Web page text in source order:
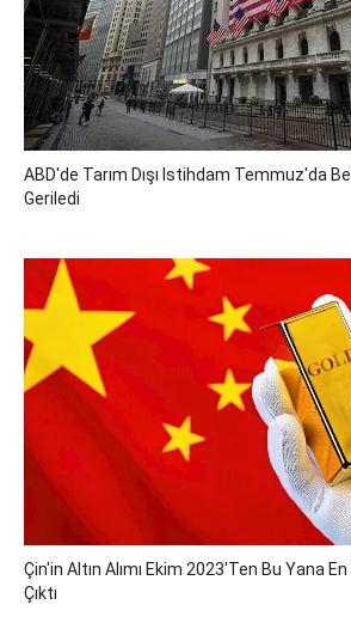
ABD'de Tarım Dışı Istihdam Temmuz'da
Geriledi
Çin'in Altın Alımı Ekim 2023'ten Bu Yana
Çıktı